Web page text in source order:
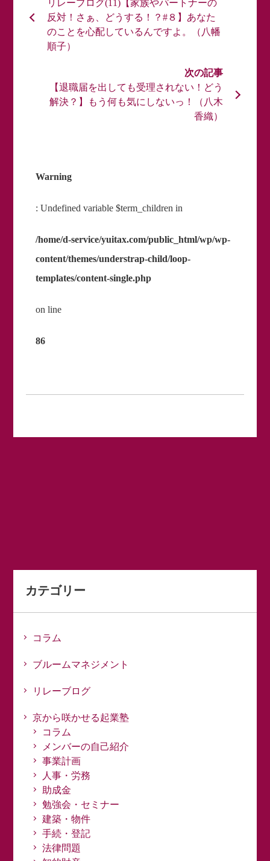
リレーブログ(11)【家族やパートナーの
反対！さぁ、どうする！？#８】あなた
のことを心配しているんですよ。（八幡
順子）
Warning
: Undefined variable $term_children in
/home/d-service/yuitax.com/public_html/wp/wp-
content/themes/understrap-child/loop-
templates/content-single.php
on line
86
【退職届を出しても受理されない！どう
解決？】もう何も気にしないっ！（八木
香織）
カテゴリー
コラム
ブルームマネジメント
リレーブログ
京から咲かせる起業塾
コラム
メンバーの自己紹介
事業計画
人事・労務
助成金
勉強会・セミナー
建築・物件
手続・登記
法律問題